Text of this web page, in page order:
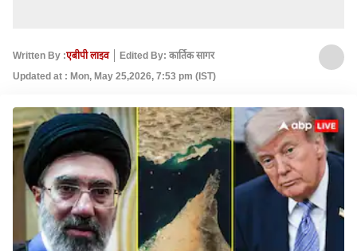
Written By :एबीपी लाइव
Edited By: कार्तिक सागर
Updated at : Mon, May 25,2026, 7:53 pm (IST)